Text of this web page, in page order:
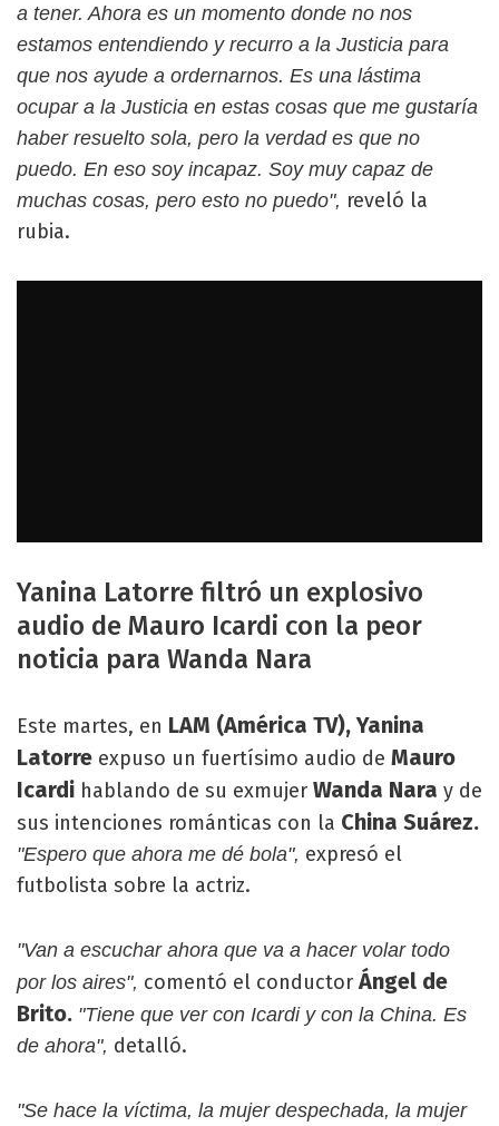
a tener. Ahora es un momento donde no nos
estamos entendiendo y recurro a la Justicia para
que nos ayude a ordernarnos. Es una lástima
ocupar a la Justicia en estas cosas que me gustaría
haber resuelto sola, pero la verdad es que no
puedo. En eso soy incapaz. Soy muy capaz de
muchas cosas, pero esto no puedo", reveló la
rubia.
Yanina Latorre filtró un explosivo
audio de Mauro Icardi con la peor
noticia para Wanda Nara
Este martes, en LAM (América TV), Yanina
Latorre expuso un fuertísimo audio de Mauro
Icardi hablando de su exmujer Wanda Nara y de
sus intenciones románticas con la China Suárez.
"Espero que ahora me dé bola", expresó el
futbolista sobre la actriz.
"Van a escuchar ahora que va a hacer volar todo
por los aires", comentó el conductorÁngel de
Brito. "Tiene que ver con Icardi y con la China. Es
de ahora", detalló.
"Se hace la víctima, la mujer despechada, la mujer